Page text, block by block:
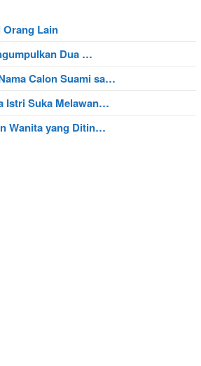
Lain
Dua …
Calon Suami sa…
Istri Suka Melawan…
Wanita yang Ditin…